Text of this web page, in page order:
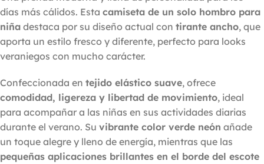
días más cálidos. Esta camiseta de un solo hombro para
niña destaca por su diseño actual con tirante ancho, que
aporta un estilo fresco y diferente, perfecto para looks
veraniegos con mucho carácter.
Confeccionada en tejido elástico suave, ofrece
comodidad, ligereza y libertad de movimiento, ideal
para acompañar a las niñas en sus actividades diarias
durante el verano. Su vibrante color verde neón añade
un toque alegre y lleno de energía, mientras que las
pequeñas aplicaciones brillantes en el borde del escote